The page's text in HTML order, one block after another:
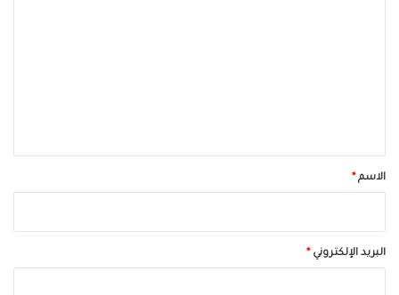
*الاسم*
البريد الإلكتروني*